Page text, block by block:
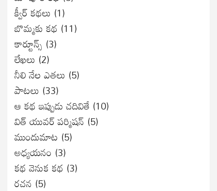
క్వీర్ కథలు (1)
బొమ్మకు కథ (11)
కార్టూన్స్ (3)
లేఖలు (2)
నీలి నేల ఎతలు (5)
పాటలు (33)
ఆ కథ ఇప్పుడు చదివితే (10)
విత్ యువర్ పర్మిషన్ (5)
ముందుమాట (5)
అధ్యయనం (3)
కథ వెనుక కథ (3)
రచన (5)